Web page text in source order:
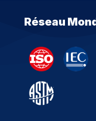
Réseau